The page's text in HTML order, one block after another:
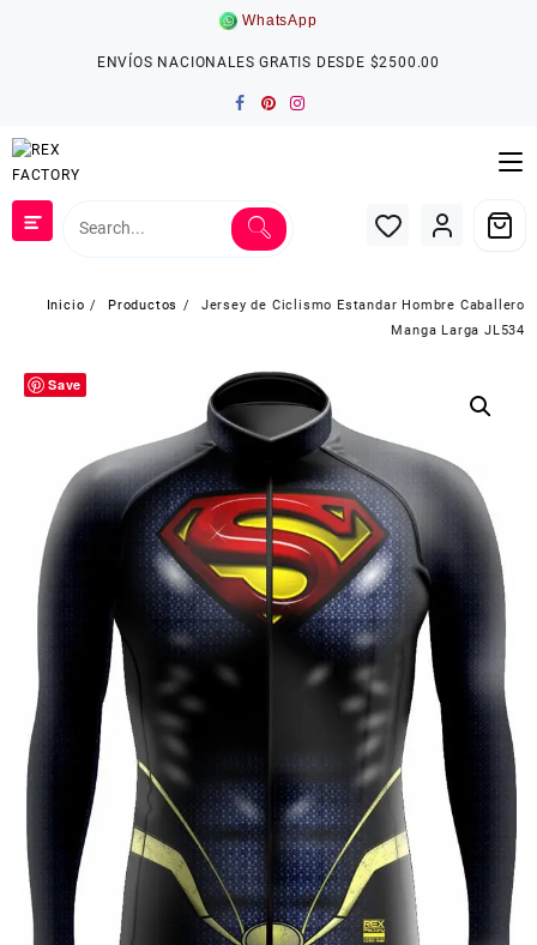
WhatsApp
ENVÍOS NACIONALES GRATIS DESDE $2500.00
Inicio Productos
Jersey de Ciclismo Estandar Hombre Caballero
Manga Larga JL534
Save